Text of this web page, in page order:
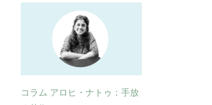
コラム アロヒ・ナトゥ：手放